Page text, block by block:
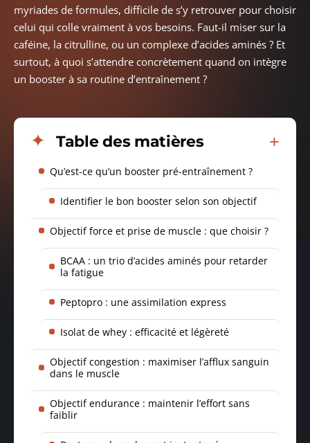
myriades de formules, difficile de s’y retrouver pour choisir
celui qui colle vraiment à vos besoins. Faut-il miser sur la
caféine, la citrulline, ou un complexe d’acides aminés ? Et
surtout, à quoi s’attendre concrètement quand on intègre
un booster à sa routine d’entraînement ?
Table des matières
Qu’est-ce qu’un booster pré-entraînement ?
Identifier le bon booster selon son objectif
Objectif force et prise de muscle : que choisir ?
BCAA : un trio d’acides aminés pour retarder
la fatigue
Peptopro : une assimilation express
Isolat de whey : efficacité et légèreté
Objectif congestion : maximiser l’afflux sanguin
dans le muscle
Objectif endurance : maintenir l’effort sans
faiblir